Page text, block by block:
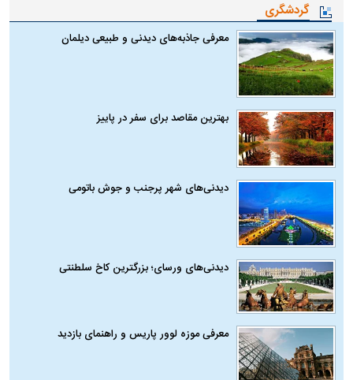
گردشگری
معرفی جاذبه‌های دیدنی و طبیعی دیلمان
بهترین مقاصد برای سفر در پاییز
دیدنی‌های شهر پرجنب و جوش باتومی
دیدنی‌های ورسای؛ بزرگترین کاخ سلطنتی
معرفی موزه لوور پاریس و راهنمای بازدید